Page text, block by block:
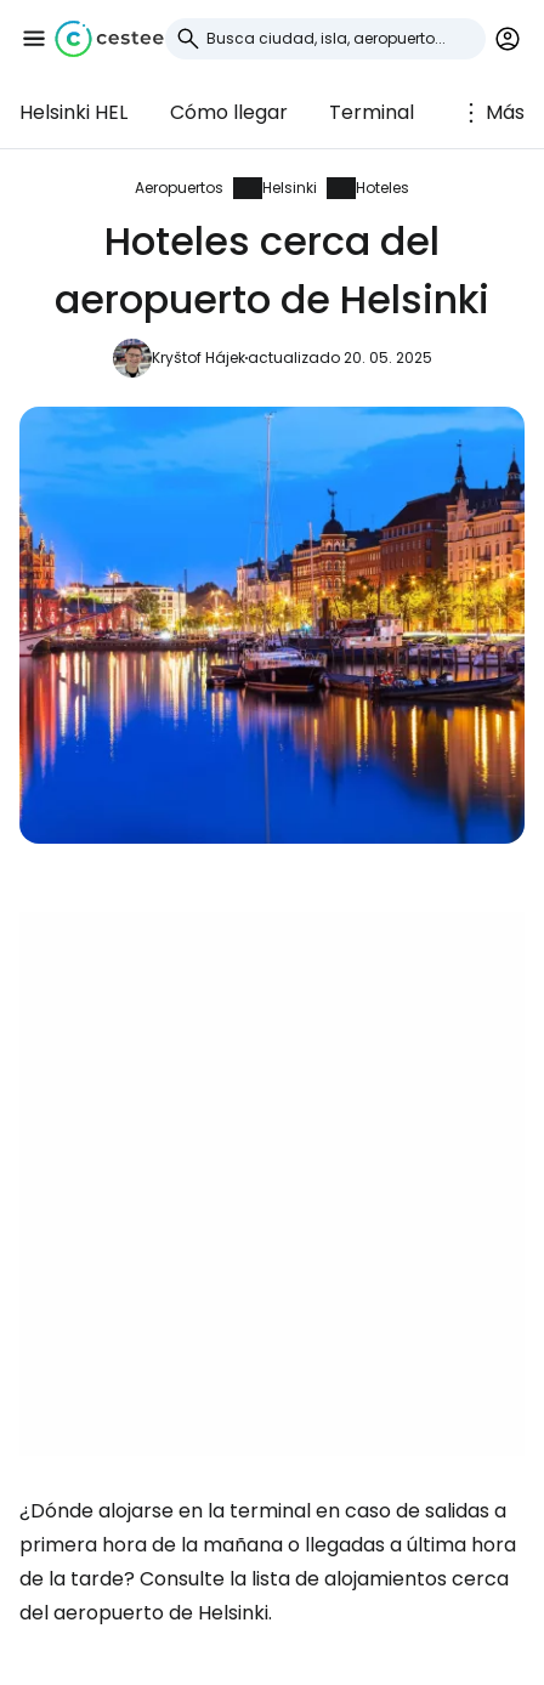
Helsinki HEL Cómo llegar Terminal Más
Aeropuertos Helsinki Hoteles
Hoteles cerca del
aeropuerto de Helsinki
Kryštof Hájekactualizado 20. 05. 2025
¿Dónde alojarse en la terminal en caso de salidas a
primera hora de la mañana o llegadas a última hora
de la tarde? Consulte la lista de alojamientos cerca
del aeropuerto de Helsinki.
Iniciar sesión en
Cestee
... la comunidad mundial de viajeros
Continuar con Facebook
Continuar con Email